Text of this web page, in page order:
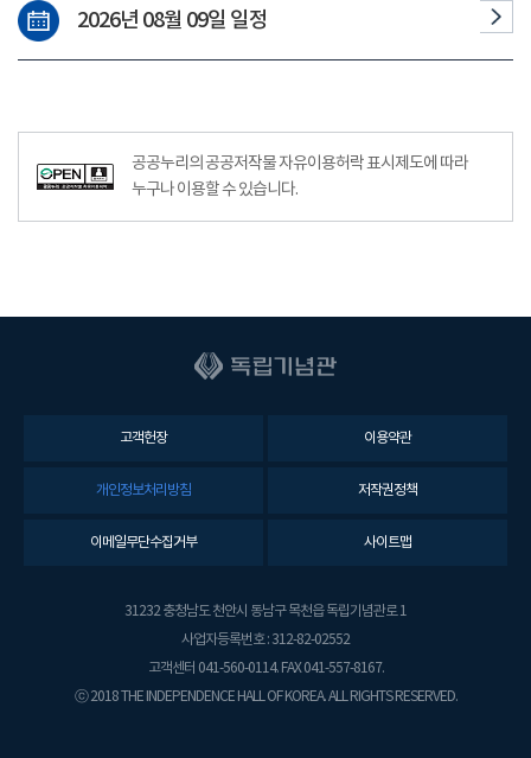
2026년 08월 09일 일정
공공누리공공저작물자유이용허락–출처표시이미지
공공누리의 공공저작물 자유이용허락 표시제도에 따라
누구나 이용할 수 있습니다.
고객헌장 이용약관
개인정보처리방침 저작권정책
이메일무단수집거부 사이트맵
31232 충청남도 천안시 동남구 목천읍 독립기념관로 1
사업자등록번호 : 312-82-02552
고객센터 041-560-0114. FAX 041-557-8167.
ⓒ 2018 THE INDEPENDENCE HALL OF KOREA. ALL RIGHTS RESERVED.